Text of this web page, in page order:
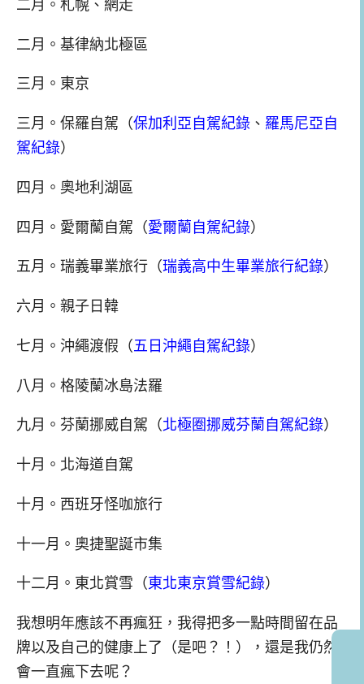
二月。基律納北極區
三月。東京
三月。保羅自駕（保加利亞自駕紀錄 、 羅馬尼亞自
駕紀錄）
四月。奧地利湖區
四月。愛爾蘭自駕（愛爾蘭自駕紀錄）
五月。瑞義畢業旅行（瑞義高中生畢業旅行紀錄）
六月。親子日韓
七月。沖繩渡假（五日沖繩自駕紀錄）
八月。格陵蘭冰島法羅
九月。芬蘭挪威自駕（北極圈挪威芬蘭自駕紀錄）
十月。北海道自駕
十月。西班牙怪咖旅行
十一月。奧捷聖誕市集
十二月。東北賞雪（東北東京賞雪紀錄）
我想明年應該不再瘋狂，我得把多一點時間留在品
牌以及自己的健康上了（是吧？！），還是我仍然
會一直瘋下去呢？